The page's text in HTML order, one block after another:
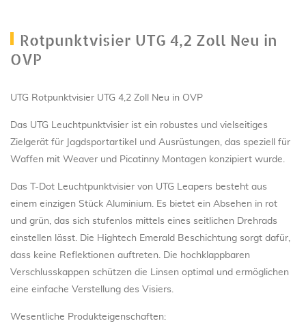
Rotpunktvisier UTG 4,2 Zoll Neu in
OVP
UTG Rotpunktvisier UTG 4,2 Zoll Neu in OVP
Das UTG Leuchtpunktvisier ist ein robustes und vielseitiges
Zielgerät für Jagdsportartikel und Ausrüstungen, das speziell für
Waffen mit Weaver und Picatinny Montagen konzipiert wurde.
Das T-Dot Leuchtpunktvisier von UTG Leapers besteht aus
einem einzigen Stück Aluminium. Es bietet ein Absehen in rot
und grün, das sich stufenlos mittels eines seitlichen Drehrads
einstellen lässt. Die Hightech Emerald Beschichtung sorgt dafür,
dass keine Reflektionen auftreten. Die hochklappbaren
Verschlusskappen schützen die Linsen optimal und ermöglichen
eine einfache Verstellung des Visiers.
Wesentliche Produkteigenschaften: